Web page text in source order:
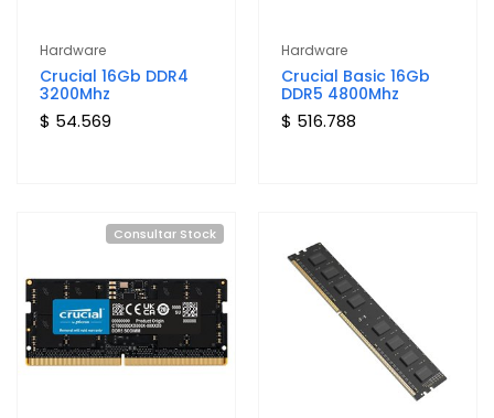
Hardware
Crucial 16Gb DDR4
3200Mhz
$ 54.569
Hardware
Crucial Basic 16Gb
DDR5 4800Mhz
$ 516.788
Consultar Stock